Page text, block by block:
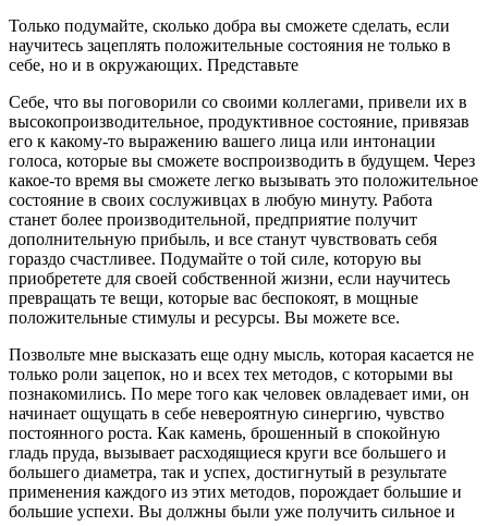
Только подумайте, сколько добра вы сможете сделать, если
научитесь зацеплять положительные состояния не только в
себе, но и в окружающих. Представьте
Себе, что вы поговорили со своими коллегами, привели их в
высокопроизводительное, продуктивное состояние, привязав
его к какому-то выражению вашего лица или интонации
голоса, которые вы сможете воспроизводить в будущем. Через
какое-то время вы сможете легко вызывать это положительное
состояние в своих сослуживцах в любую минуту. Работа
станет более производительной, предприятие получит
дополнительную прибыль, и все станут чувствовать себя
гораздо счастливее. Подумайте о той силе, которую вы
приобретете для своей собственной жизни, если научитесь
превращать те вещи, которые вас беспокоят, в мощные
положительные стимулы и ресурсы. Вы можете все.
Позвольте мне высказать еще одну мысль, которая касается не
только роли зацепок, но и всех тех методов, с которыми вы
познакомились. По мере того как человек овладевает ими, он
начинает ощущать в себе невероятную синергию, чувство
постоянного роста. Как камень, брошенный в спокойную
гладь пруда, вызывает расходящиеся круги все большего и
большего диаметра, так и успех, достигнутый в результате
применения каждого из этих методов, порождает большие и
большие успехи. Вы должны были уже получить сильное и